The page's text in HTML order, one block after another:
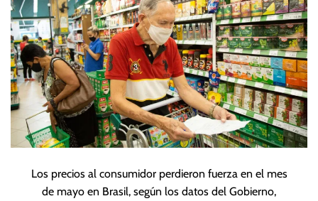
Los precios al consumidor perdieron fuerza en el mes
de mayo en Brasil, según los datos del Gobierno,